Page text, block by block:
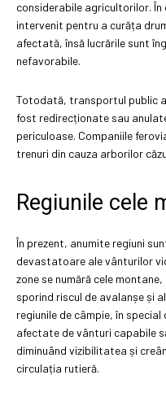
considerabile agricultorilor.
intervenit pentru a curăța
afectată, însă lucrările sunt
nefavorabile.
Totodată, transportul public
fost redirecționate sau
periculoase. Companiile
trenuri din cauza arborilor
Regiunile cele
În prezent, anumite regiuni
devastatoare ale vânturilor
zone se numără cele
sporind riscul de avalanșe și
regiunile de câmpie, în
afectate de vânturi capabile
diminuând vizibilitatea și
circulația rutieră.